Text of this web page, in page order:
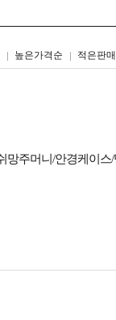
높은가격순 적은판
망주머니/안경케이스/